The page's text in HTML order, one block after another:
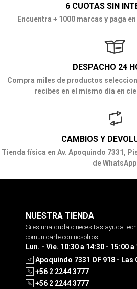
6 CUOTAS SIN
Encuentra + 1000 marcas y paga
DESPACHO 24
Compra miles de productos
recibes en el mismo día en
CAMBIOS Y
Tienda física en Av. Apoquindo 7331,
de WhatsApp
NUESTRA TIENDA
Si es una duda o necesitas ayuda
comunicarte con nosotros
Lun. - Vie. 10:30 a 14:30 - 15:00 a
Apoquindo 7331 OF 918 - Las
+56 2 2244 3777
+56 2 2244 3777